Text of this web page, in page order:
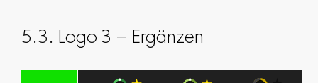
5.3. Logo 3 – Ergänzen